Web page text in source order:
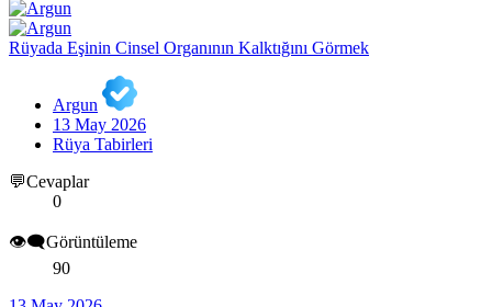
Rüyada Eşinin Cinsel Organının Kalktığını Görmek
Argun
13 May 2026
Rüya Tabirleri
💬Cevaplar
0
👁️‍🗨️Görüntüleme
90